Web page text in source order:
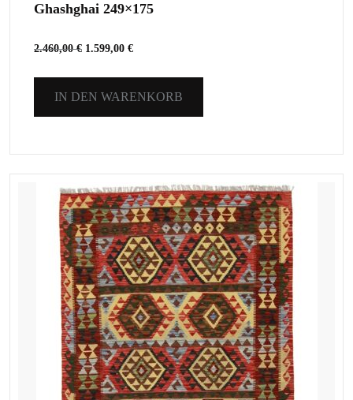
Ghashghai 249×175
2.460,00€ 1.599,00 €
IN DEN WARENKORB